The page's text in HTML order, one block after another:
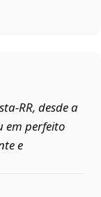
desde a
em perfeito
e